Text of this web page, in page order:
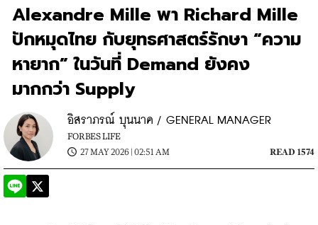
Alexandre Mille พา Richard Mille
ปักหมุดไทย กับยุทธศาสตร์รักษา “ความ
หายาก” ในวันที่ Demand ยังคง
มากกว่า Supply
อิสราภรณ์ บุนนาค / GENERAL MANAGER
FORBES LIFE
27 MAY 2026 | 02:51 AM
READ 1574